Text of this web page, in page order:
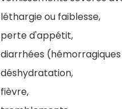
léthargie ou faiblesse,
perte d'appétit,
diarrhées
déshydratation,
fièvre,